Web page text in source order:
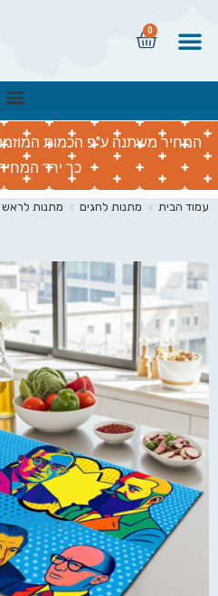
0
המחיר משתנה ע"פ הכמות
כך ירד
עמוד הבית > מתנות לחגים > מתנות